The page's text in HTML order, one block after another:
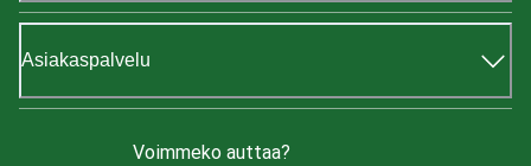
Asiakaspalvelu
Voimmeko auttaa?